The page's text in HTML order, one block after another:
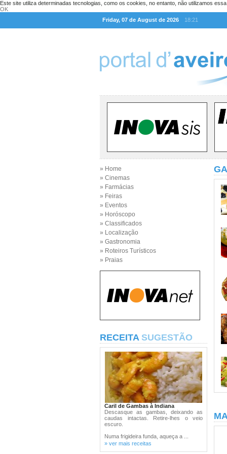
Este site utiliza determinadas tecnologias, como os cookies, no entanto, não utilizamos
OK
Friday, 07 de August de 2026
18:21
» Home
» Cinemas
» Farmácias
» Feiras
» Eventos
» Horóscopo
» Classificados
» Localização
» Gastronomia
» Roteiros Turísticos
» Praias
RECEITA SUGESTÃO
Caril de Gambas à Indiana
Descasque as gambas, deixando as
caudas intactas. Retire-lhes o veio
escuro.
Numa frigideira funda, aqueça a ...
» ver mais receitas